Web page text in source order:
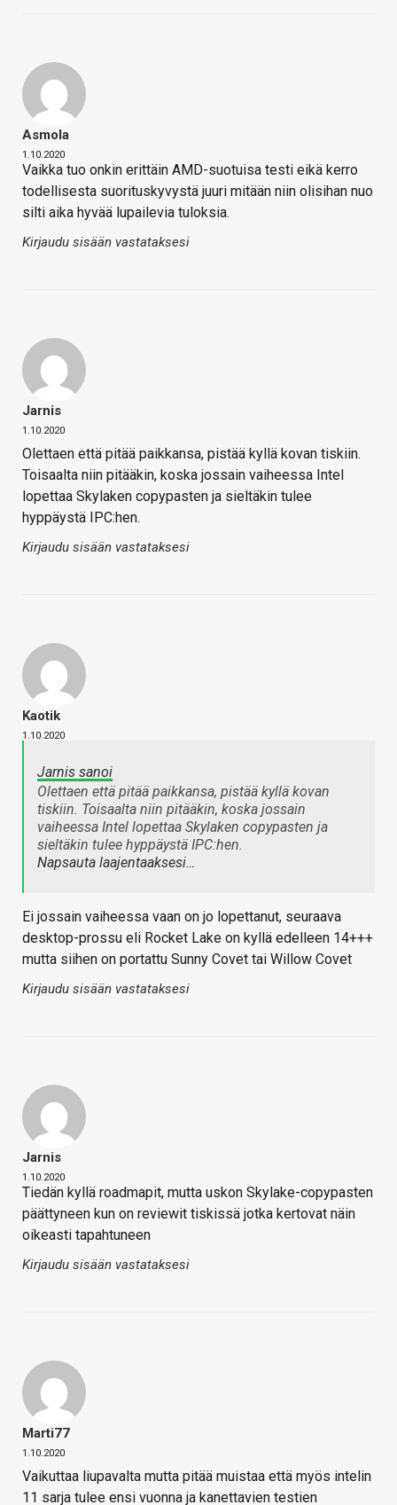
Asmola
1.10.2020
Vaikka tuo onkin erittäin AMD-suotuisa testi eikä kerro
todellisesta suorituskyvystä juuri mitään niin olisihan nuo
silti aika hyvää lupailevia tuloksia.
Kirjaudu sisään vastataksesi
Jarnis
1.10.2020
Olettaen että pitää paikkansa, pistää kyllä kovan tiskiin.
Toisaalta niin pitääkin, koska jossain vaiheessa Intel
lopettaa Skylaken copypasten ja sieltäkin tulee
hyppäystä IPC:hen.
Kirjaudu sisään vastataksesi
Kaotik
1.10.2020
Jarnis sanoi
Olettaen että pitää paikkansa, pistää kyllä kovan
tiskiin. Toisaalta niin pitääkin, koska jossain
vaiheessa Intel lopettaa Skylaken copypasten ja
sieltäkin tulee hyppäystä IPC:hen.
Napsauta laajentaaksesi…
Ei jossain vaiheessa vaan on jo lopettanut, seuraava
desktop-prossu eli Rocket Lake on kyllä edelleen 14+++
mutta siihen on portattu Sunny Covet tai Willow Covet
Kirjaudu sisään vastataksesi
Jarnis
1.10.2020
Tiedän kyllä roadmapit, mutta uskon Skylake-copypasten
päättyneen kun on reviewit tiskissä jotka kertovat näin
oikeasti tapahtuneen
Kirjaudu sisään vastataksesi
Marti77
1.10.2020
Vaikuttaa liupavalta mutta pitää muistaa että myös intelin
11 sarja tulee ensi vuonna ja kanettavien testien